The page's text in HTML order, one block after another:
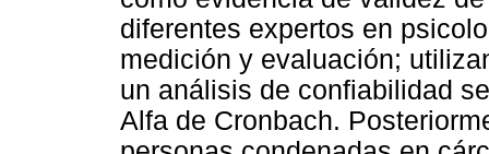
diferentes expertos en
medición y evaluación;
un análisis de confiabilidad
Alfa de Cronbach.